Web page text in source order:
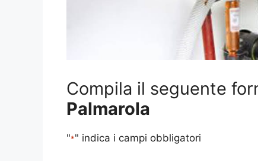
Compila il seguente
Palmarola
"*" indica i campi obbligatori